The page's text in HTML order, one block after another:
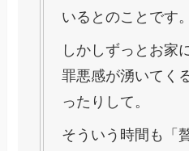
いるとのことです。
しかしずっとお家
罪悪感が湧いてく
ったりして。
そういう時間も「